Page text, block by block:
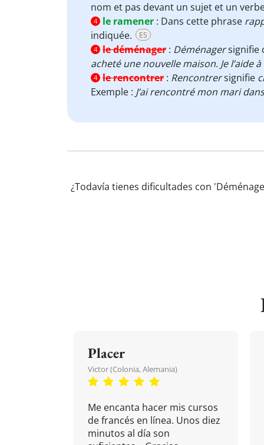
nom et pas devant un sujet et un
4 le ramener : Dans cette phrase
indiquée.
ES
4 le déménager : Déménagersignifie
acheté une nouvelle maison. Je l’aide
4 le rencontrer : Rencontrersignifie
Exemple : J’ai rencontré mon mari
¿Todavía tienes dificultades con
Placer
Victor (Colonia, Alemania)
Me encanta hacer mis cursos
de francés en línea. Unos diez
minutos al día son